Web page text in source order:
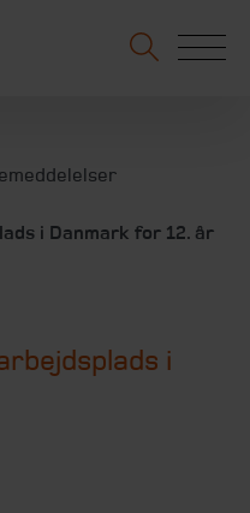
i Danmark for 12. år
i